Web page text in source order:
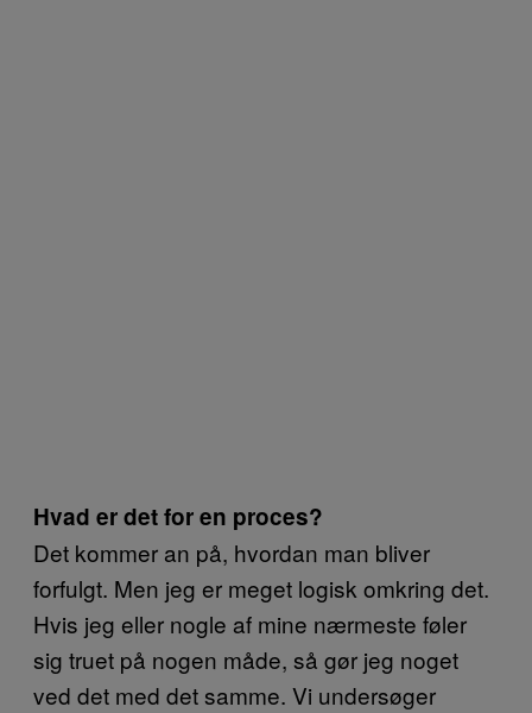
Hvad er det for en proces?
Det kommer an på, hvordan man bliver
forfulgt. Men jeg er meget logisk omkring det.
Hvis jeg eller nogle af mine nærmeste føler
sig truet på nogen måde, så gør jeg noget
ved det med det samme. Vi undersøger